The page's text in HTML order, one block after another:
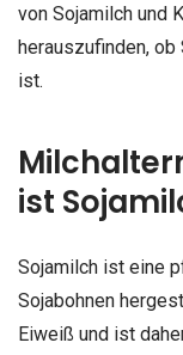
von Sojamilch und
herauszufinden,
ist.
ist
Sojamilch ist eine
Sojabohnen
Eiweiß und ist